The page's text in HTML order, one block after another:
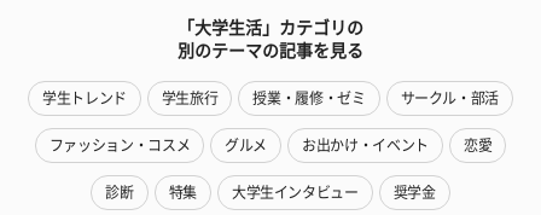
「大学生活」カテゴリの
別のテーマの記事を見る
学生トレンド 学生旅行 授業・履修・ゼミ サークル・部活
ファッション・コスメ グルメ お出かけ・イベント 恋愛
診断 特集 大学生インタビュー 奨学金